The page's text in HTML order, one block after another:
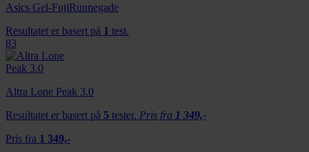
Asics Gel-FujiRunnegade
Resultatet er basert på 1 test.
83
Altra Lone Peak 3.0
Resultatet er basert på 5 tester. Pris fra 1 349,-
Pris fra 1 349,-